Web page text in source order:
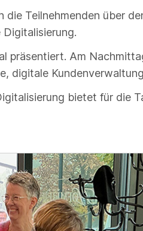
Teilnehmenden über
präsentiert. Am
digitale
bietet für die